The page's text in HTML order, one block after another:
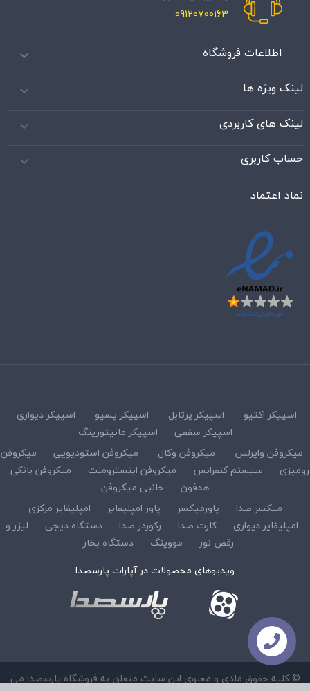
09120700163
اطلاعات فروشگاه 
لینک ویژه ها 
لینک های کاربردی 
حساب کاربری 
نماد اعتماد
اسپیکر اکتیو اسپیکر پرتابل اسپیکر پسیو
اسپیکر دیواری
اسپیکر سقفی
اسپیکر مانیتورینگ
میکروفن وایرلس
میکروفن وکال میکروفن استودیویی
میکروفن
رومیزی
سیستم کنفرانس میکروفن اینسترومنت
میکروفن بانکی
هدفون
جانبی میکروفن
میکسر صدا
پاورمیکسر پاور امپلیفایر
امپلیفایر مرکزی
امپلیفایر دیواری
کارت صدا رکوردر صدا دستگاه دیجی
لیزر و
رقص نور
مووینگ
دستگاه بخار
ویدیوهای محصولات در آپارات پارسصدا
© کلیه حقوق مادی و معنوی این سایت متعلق به فروشگاه پارسصدا می